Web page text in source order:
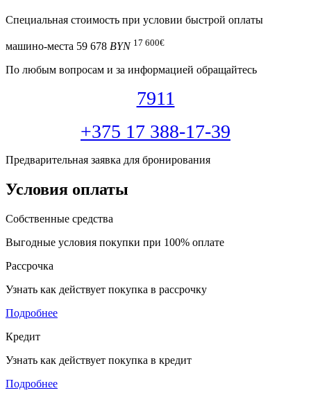
Специальная cтоимость при условии быстрой оплаты
машино-места 59 678 BYN 17 600€
По любым вопросам и за информацией обращайтесь
7911
+375 17 388-17-39
Предварительная заявка для бронирования
Условия оплаты
Собственные средства
Выгодные условия покупки при 100% оплате
Рассрочка
Узнать как действует покупка в рассрочку
Подробнее
Кредит
Узнать как действует покупка в кредит
Подробнее